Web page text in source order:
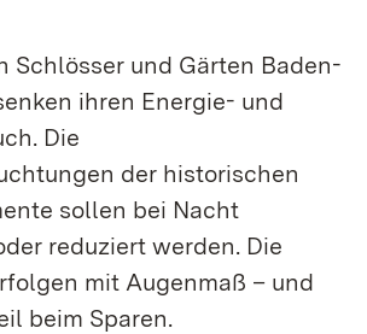
Schlösser und Gärten Baden-
ihren Energie- und
Die
der historischen
sollen bei Nacht
reduziert werden. Die
mit Augenmaß – und
beim Sparen.